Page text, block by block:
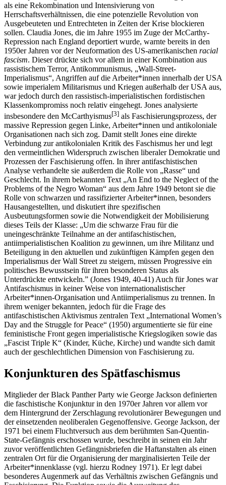
als eine Rekombination und Intensivierung von
Herrschaftsverhältnissen, die eine potenzielle Revolution von
Ausgebeuteten und Entrechteten in Zeiten der Krise blockieren
sollen. Claudia Jones, die im Jahre 1955 im Zuge der McCarthy-
Repression nach England deportiert wurde, warnte bereits in den
1950er Jahren vor der Neuformation des US-amerikanischen racial
fascism. Dieser drückte sich vor allem in einer Kombination aus
rassistischem Terror, Antikommunismus, „Wall-Street-
Imperialismus“, Angriffen auf die Arbeiter*innen innerhalb der USA
sowie imperialem Militarismus und Kriegen außerhalb der USA aus,
war jedoch durch den rassistisch-imperialistischen fordistischen
Klassenkompromiss noch relativ eingehegt. Jones analysierte
insbesondere den McCarthyismus[3] als Faschisierungsprozess, der
massive Repression gegen Linke, Arbeiter*innen und antikoloniale
Organisationen nach sich zog. Damit stellt Jones eine direkte
Verbindung zur antikolonialen Kritik des Faschismus her und legt
den vermeintlichen Widerspruch zwischen liberaler Demokratie und
Prozessen der Faschisierung offen. In ihrer antifaschistischen
Analyse verhandelte sie außerdem die Rolle von „Rasse“ und
Geschlecht. In ihrem bekannten Text „An End to the Neglect of the
Problems of the Negro Woman“ aus dem Jahre 1949 betont sie die
Rolle von schwarzen und rassifizierter Arbeiter*innen, besonders
Hausangestellten, und diskutiert ihre spezifischen
Ausbeutungsformen sowie die Notwendigkeit der Mobilisierung
dieses Teils der Klasse: „Um die schwarze Frau für die
uneingeschränkte Teilnahme an der antifaschistischen,
antiimperialistischen Koalition zu gewinnen, um ihre Militanz und
Beteiligung in den aktuellen und zukünftigen Kämpfen gegen den
Imperialismus der Wall Street zu steigern, müssen Progressive ein
politisches Bewusstsein für ihren besonderen Status als
Unterdrückte entwickeln.” (Jones 1949, 40-41) Auch für Jones war
Antifaschismus in keiner Weise von internationalistischer
Arbeiter*innen-Organisation und Antiimperialismus zu trennen. In
ihrem weniger bekannten, jedoch für die Frage des
antifaschistischen Aktivismus zentralen Text „International Women’s
Day and the Struggle for Peace“ (1950) argumentierte sie für eine
feministische Front gegen imperialistische Kriegslogiken sowie das
„Fascist Triple K“ (Kinder, Küche, Kirche) und wandte sich damit
auch der geschlechtlichen Dimension von Faschisierung zu.
Konjunkturen des Spätfaschismus
Mitglieder der Black Panther Party wie George Jackson definierten
die faschistische Konjunktur in den 1970er Jahren vor allem vor
dem Hintergrund der Zerschlagung revolutionärer Bewegungen und
der einsetzenden neoliberalen Gegenoffensive. George Jackson, der
1971 bei einem Fluchtversuch aus dem berühmten San-Quentin-
State-Gefängnis erschossen wurde, beschreibt in seinen ein Jahr
zuvor veröffentlichten Gefängnisbriefen die Haftanstalten als einen
zentralen Ort für die Organisierung der marginalisierten Teile der
Arbeiter*innenklasse (vgl. hierzu Rodney 1971). Er legt dabei
besonderes Augenmerk auf das Verhältnis zwischen Gefängnis und